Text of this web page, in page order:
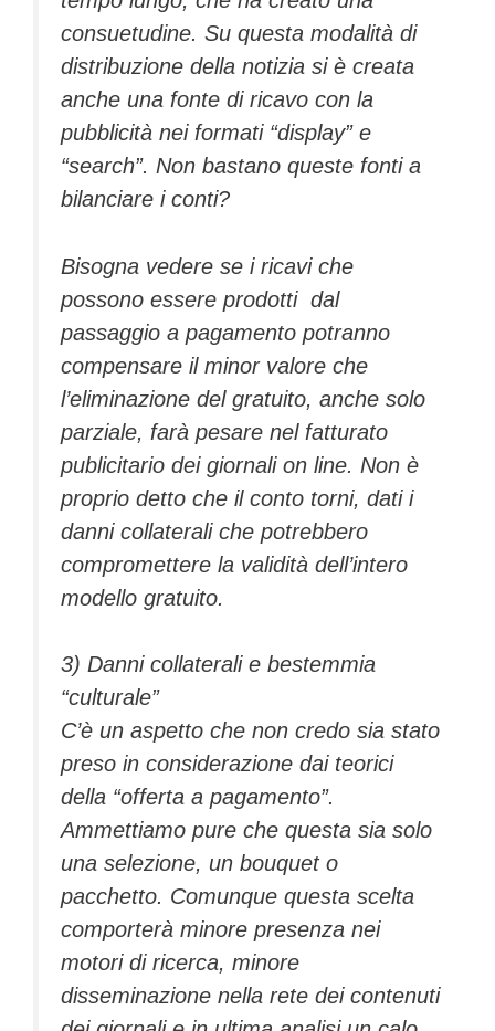
consuetudine. Su questa modalità di
distribuzione della notizia si è creata
anche una fonte di ricavo con la
pubblicità nei formati “display” e
“search”. Non bastano queste fonti a
bilanciare i conti?
Bisogna vedere se i ricavi che
possono essere prodotti dal
passaggio a pagamento potranno
compensare il minor valore che
l’eliminazione del gratuito, anche solo
parziale, farà pesare nel fatturato
publicitario dei giornali on line. Non è
proprio detto che il conto torni, dati i
danni collaterali che potrebbero
compromettere la validità dell’intero
modello gratuito.
3) Danni collaterali e bestemmia
“culturale”
C’è un aspetto che non credo sia stato
preso in considerazione dai teorici
della “offerta a pagamento”.
Ammettiamo pure che questa sia solo
una selezione, un bouquet o
pacchetto. Comunque questa scelta
comporterà minore presenza nei
motori di ricerca, minore
disseminazione nella rete dei contenuti